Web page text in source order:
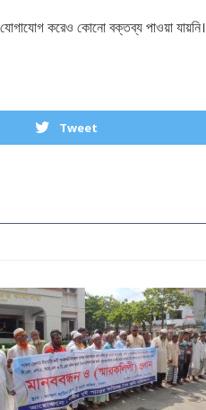
যোগাযোগ করেও কোনো বক্তব্য পাওয়া যায়নি।
Tweet